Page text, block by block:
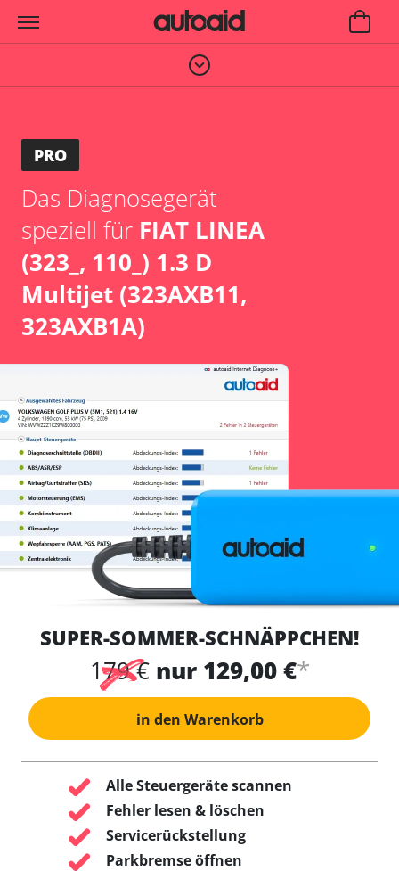
PRO
Das Diagnosegerät
speziell für FIAT LINEA
(323_, 110_) 1.3 D
Multijet (323AXB11,
323AXB1A)
SUPER-SOMMER-SCHNÄPPCHEN!
179 € nur 129,00 €*
in den Warenkorb
Alle Steuergeräte scannen
Fehler lesen & löschen
Servicerückstellung
Parkbremse öffnen